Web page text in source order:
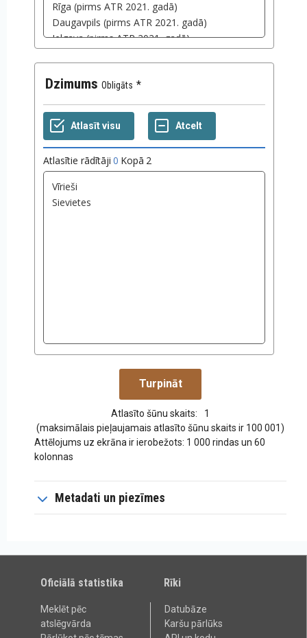
Dzimums Obligāts
Atlasītie rādītāji 0 Kopā 2
Atlasīto šūnu skaits:
1
(maksimālais pieļaujamais atlasīto šūnu skaits ir 100 001)
Attēlojums uz ekrāna ir ierobežots: 1 000 rindas un 60
kolonnas
Metadati un piezīmes
Oficiālā statistika
Meklēt pēc
atslēgvārda
Rīki
Datubāze
Karšu pārlūks